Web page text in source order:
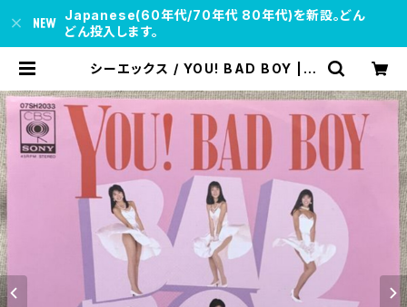
Japanese(60年代/70年代 80年代)を新設。どん
どん投入します。
シーエックス / YOU! BAD BOY | s